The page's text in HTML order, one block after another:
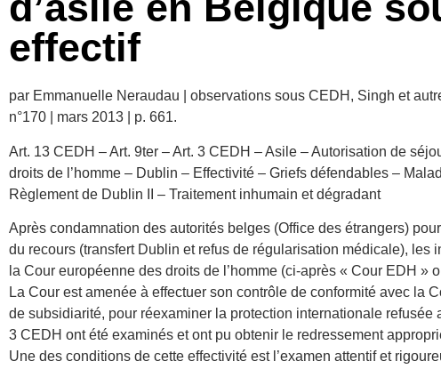
effectif
par Emmanuelle Neraudau | observations sous CEDH, Singh et
n°170 | mars 2013 | p. 661.
Art. 13 CEDH – Art. 9ter – Art. 3 CEDH – Asile – Autorisation de
droits de l’homme – Dublin – Effectivité – Griefs défendables –
Règlement de Dublin II – Traitement inhumain et dégradant
Après condamnation des autorités belges (Office des étrangers)
du recours (transfert Dublin et refus de régularisation médicale),
la Cour européenne des droits de l’homme (ci-après « Cour EDH »
La Cour est amenée à effectuer son contrôle de conformité avec la
de subsidiarité, pour réexaminer la protection internationale refusée
3 CEDH ont été examinés et ont pu obtenir le redressement
Une des conditions de cette effectivité est l’examen attentif et